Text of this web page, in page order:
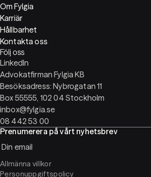
Advokatfirman Fylgia KB
Besöksadress: Nybrogatan 11
Box 55555, 102 04 Stockholm
inbox@fylgia.se
08 442 53 00
Följ oss
LinkedIn
Om Fylgia
Karriär
Hållbarhet
Kontakta oss
Prenumerera på vårt nyhetsbrev
Allmänna villkor
Personuppgiftspolicy